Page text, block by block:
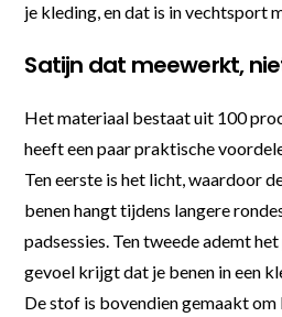
je kleding, en dat is in vechtsport
Satijn dat meewerkt,
Het materiaal bestaat uit 100
heeft een paar praktische
Ten eerste is het licht, waardoor
benen hangt tijdens langere
padsessies. Ten tweede ademt
gevoel krijgt dat je benen in een
De stof is bovendien gemaakt om